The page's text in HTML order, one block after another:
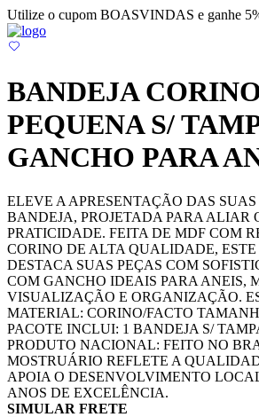
Utilize o cupom BOASVINDAS e ganhe
BANDEJA
PEQUENA S/
GANCHO PARA
ELEVE A APRESENTAÇÃO DAS SUAS
BANDEJA, PROJETADA PARA ALIAR
PRATICIDADE. FEITA DE MDF COM
CORINO DE ALTA QUALIDADE, ESTE
DESTACA SUAS PEÇAS COM
COM GANCHO IDEAIS PARA ANEIS,
VISUALIZAÇÃO E ORGANIZAÇÃO.
MATERIAL: CORINO/FACTO
PACOTE INCLUI: 1 BANDEJA S/
PRODUTO NACIONAL: FEITO NO
MOSTRUÁRIO REFLETE A
APOIA O DESENVOLVIMENTO
ANOS DE EXCELÊNCIA.
SIMULAR FRETE